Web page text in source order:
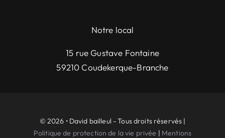
Notre local
15 rue Gustave Fontaine
59210 Coudekerque-Branche
© 2026 • David bailleul - Tous droits réservés |
Politique de protection de la vie privée | Mentions